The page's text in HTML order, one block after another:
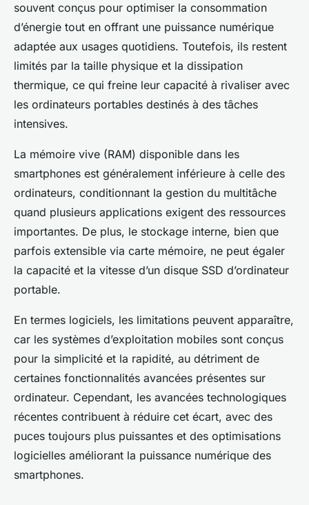
souvent conçus pour optimiser la consommation
d’énergie tout en offrant une puissance numérique
adaptée aux usages quotidiens. Toutefois, ils restent
limités par la taille physique et la dissipation
thermique, ce qui freine leur capacité à rivaliser avec
les ordinateurs portables destinés à des tâches
intensives.
La mémoire vive (RAM) disponible dans les
smartphones est généralement inférieure à celle des
ordinateurs, conditionnant la gestion du multitâche
quand plusieurs applications exigent des ressources
importantes. De plus, le stockage interne, bien que
parfois extensible via carte mémoire, ne peut égaler
la capacité et la vitesse d’un disque SSD d’ordinateur
portable.
En termes logiciels, les limitations peuvent apparaître,
car les systèmes d’exploitation mobiles sont conçus
pour la simplicité et la rapidité, au détriment de
certaines fonctionnalités avancées présentes sur
ordinateur. Cependant, les avancées technologiques
récentes contribuent à réduire cet écart, avec des
puces toujours plus puissantes et des optimisations
logicielles améliorant la puissance numérique des
smartphones.